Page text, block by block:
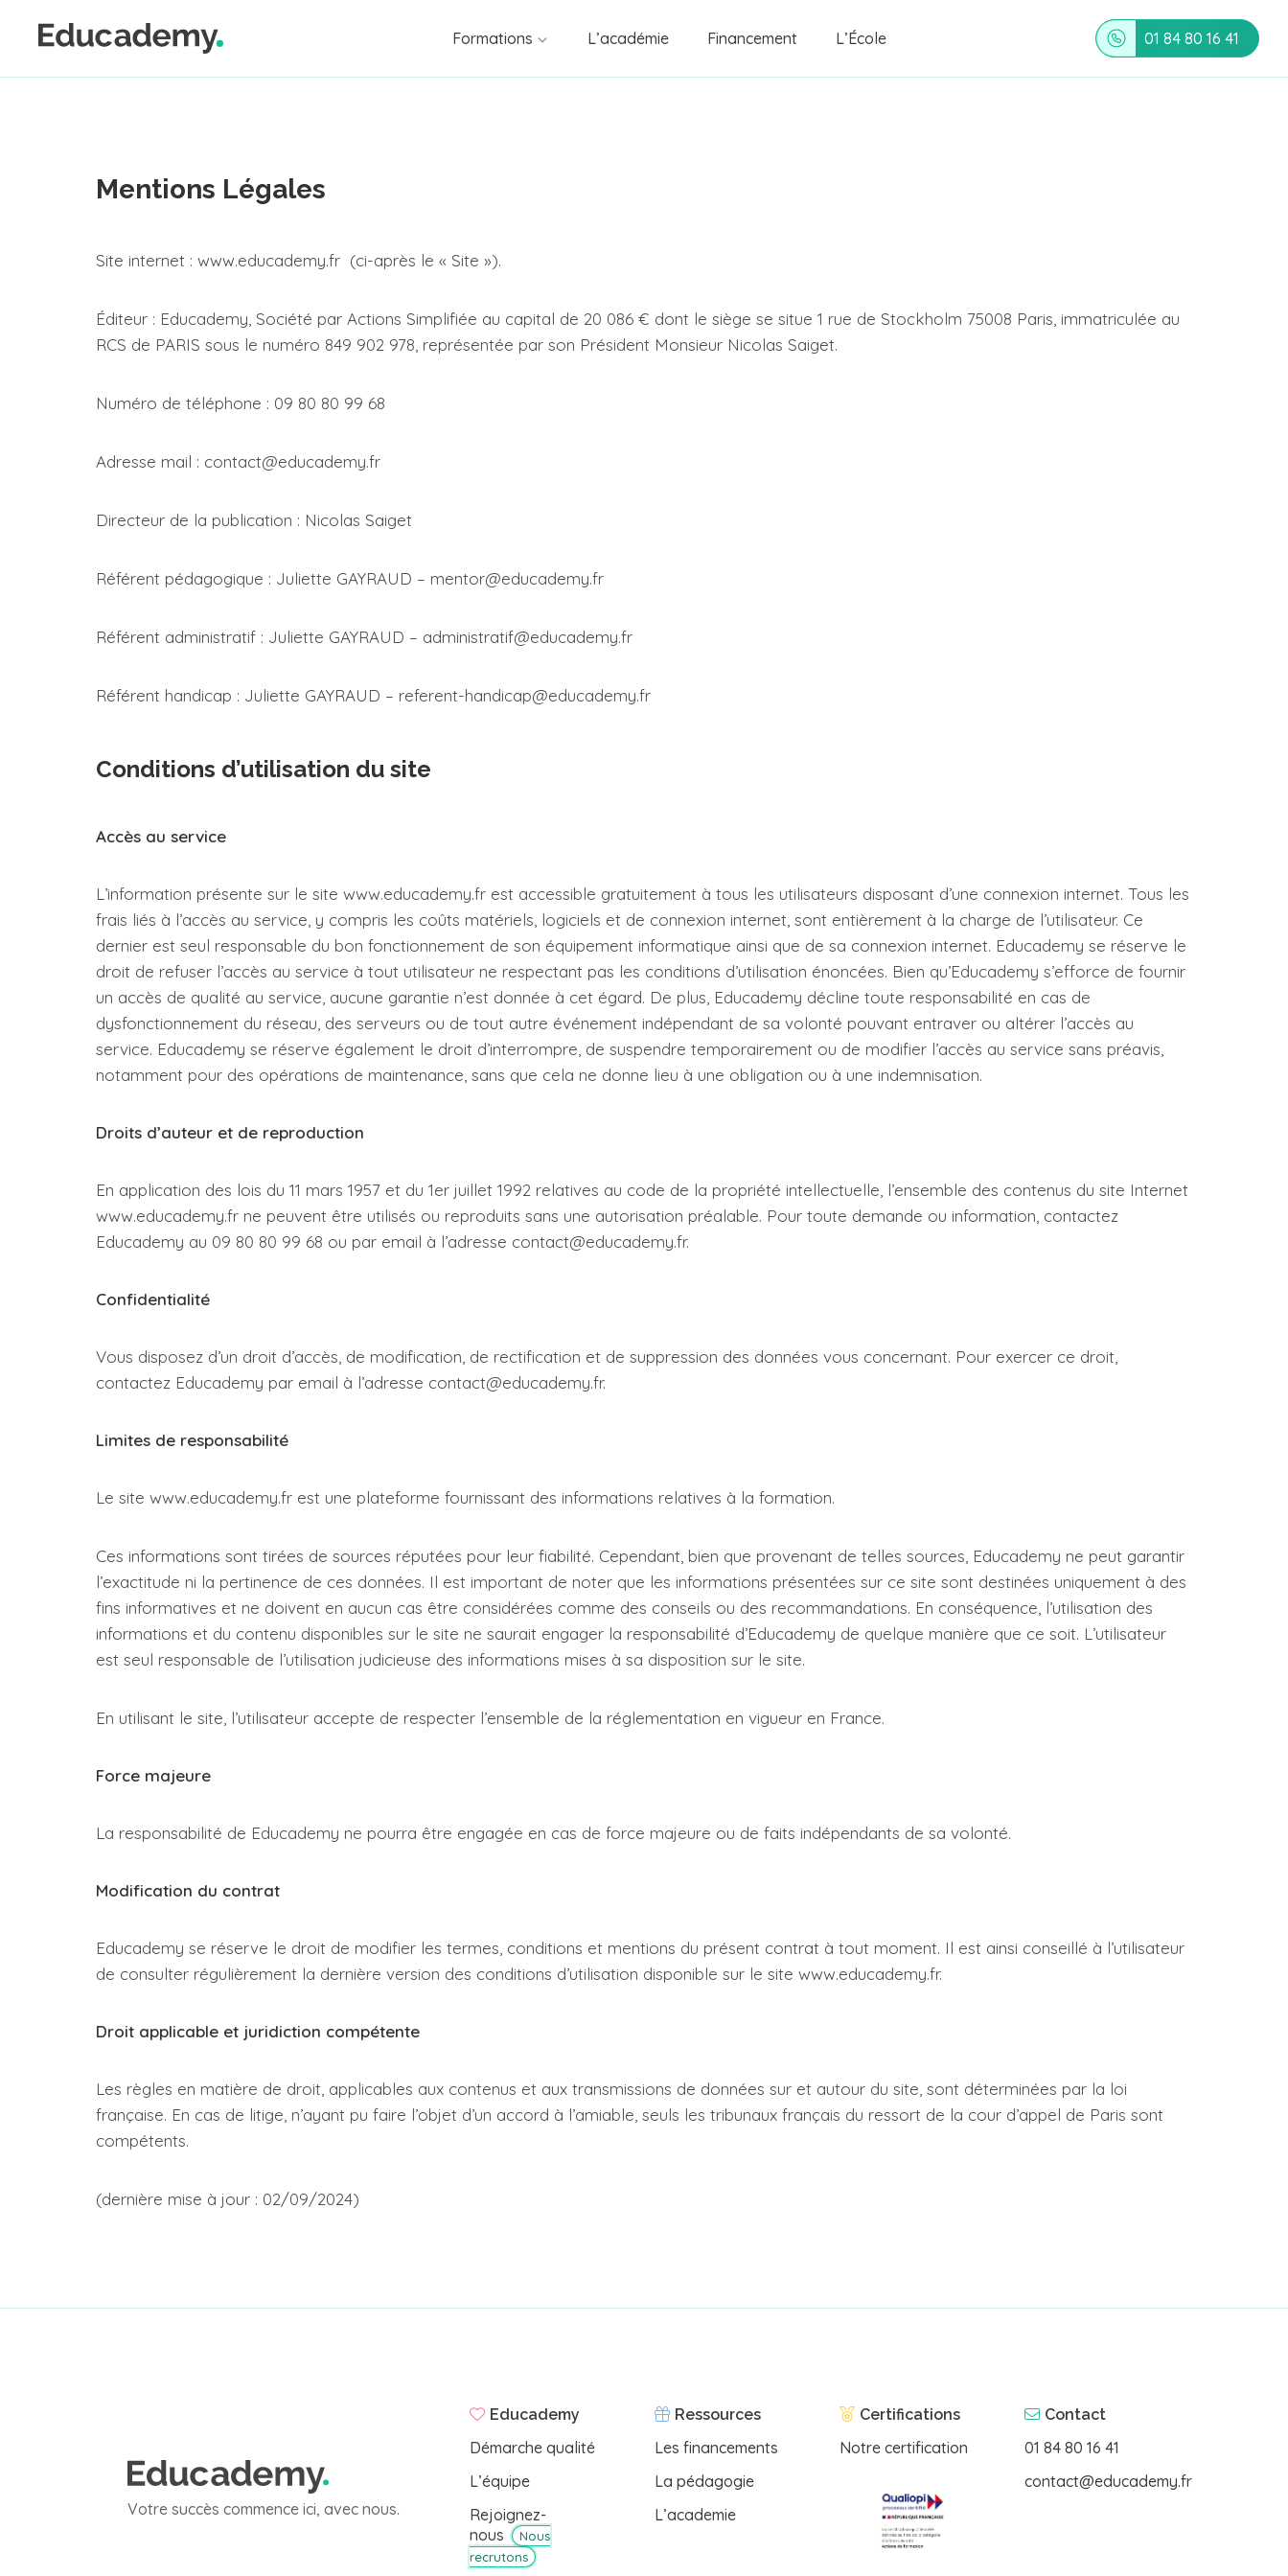
Formations L’académie Financement L’École 01 84 80 16 41
Mentions Légales
Site internet : www.educademy.fr (ci-après le « Site »).
Éditeur : Educademy, Société par Actions Simplifiée au capital de 20 086 € dont le siège se situe 1 rue de Stockholm 75008 Paris, immatriculée au
RCS de PARIS sous le numéro 849 902 978, représentée par son Président Monsieur Nicolas Saiget.
Numéro de téléphone : 09 80 80 99 68
Adresse mail : contact@educademy.fr
Directeur de la publication : Nicolas Saiget
Référent pédagogique : Juliette GAYRAUD – mentor@educademy.fr
Référent administratif : Juliette GAYRAUD – administratif@educademy.fr
Référent handicap : Juliette GAYRAUD – referent-handicap@educademy.fr
Conditions d’utilisation du site
Accès au service
L’information présente sur le site www.educademy.fr est accessible gratuitement à tous les utilisateurs disposant d’une connexion internet. Tous les
frais liés à l’accès au service, y compris les coûts matériels, logiciels et de connexion internet, sont entièrement à la charge de l’utilisateur. Ce
dernier est seul responsable du bon fonctionnement de son équipement informatique ainsi que de sa connexion internet. Educademy se réserve le
droit de refuser l’accès au service à tout utilisateur ne respectant pas les conditions d’utilisation énoncées. Bien qu’Educademy s’efforce de fournir
un accès de qualité au service, aucune garantie n’est donnée à cet égard. De plus, Educademy décline toute responsabilité en cas de
dysfonctionnement du réseau, des serveurs ou de tout autre événement indépendant de sa volonté pouvant entraver ou altérer l’accès au
service. Educademy se réserve également le droit d’interrompre, de suspendre temporairement ou de modifier l’accès au service sans préavis,
notamment pour des opérations de maintenance, sans que cela ne donne lieu à une obligation ou à une indemnisation.
Droits d’auteur et de reproduction
En application des lois du 11 mars 1957 et du 1er juillet 1992 relatives au code de la propriété intellectuelle, l’ensemble des contenus du site Internet
www.educademy.fr ne peuvent être utilisés ou reproduits sans une autorisation préalable. Pour toute demande ou information, contactez
Educademy au 09 80 80 99 68 ou par email à l’adresse contact@educademy.fr.
Confidentialité
Vous disposez d’un droit d’accès, de modification, de rectification et de suppression des données vous concernant. Pour exercer ce droit,
contactez Educademy par email à l’adresse contact@educademy.fr.
Limites de responsabilité
Le site www.educademy.fr est une plateforme fournissant des informations relatives à la formation.
Ces informations sont tirées de sources réputées pour leur fiabilité. Cependant, bien que provenant de telles sources, Educademy ne peut garantir
l’exactitude ni la pertinence de ces données. Il est important de noter que les informations présentées sur ce site sont destinées uniquement à des
fins informatives et ne doivent en aucun cas être considérées comme des conseils ou des recommandations. En conséquence, l’utilisation des
informations et du contenu disponibles sur le site ne saurait engager la responsabilité d’Educademy de quelque manière que ce soit. L’utilisateur
est seul responsable de l’utilisation judicieuse des informations mises à sa disposition sur le site.
En utilisant le site, l’utilisateur accepte de respecter l’ensemble de la réglementation en vigueur en France.
Force majeure
La responsabilité de Educademy ne pourra être engagée en cas de force majeure ou de faits indépendants de sa volonté.
Modification du contrat
Educademy se réserve le droit de modifier les termes, conditions et mentions du présent contrat à tout moment. Il est ainsi conseillé à l’utilisateur
de consulter régulièrement la dernière version des conditions d’utilisation disponible sur le site www.educademy.fr.
Droit applicable et juridiction compétente
Les règles en matière de droit, applicables aux contenus et aux transmissions de données sur et autour du site, sont déterminées par la loi
française. En cas de litige, n’ayant pu faire l’objet d’un accord à l’amiable, seuls les tribunaux français du ressort de la cour d’appel de Paris sont
compétents.
(dernière mise à jour : 02/09/2024)
Votre succès commence ici, avec nous.
Educademy
Démarche qualité
L’équipe
Rejoignez-
nous
Nous
recrutons
Ressources
Les financements
La pédagogie
L’academie
Certifications
Notre certification
Contact
01 84 80 16 41
contact@educademy.fr